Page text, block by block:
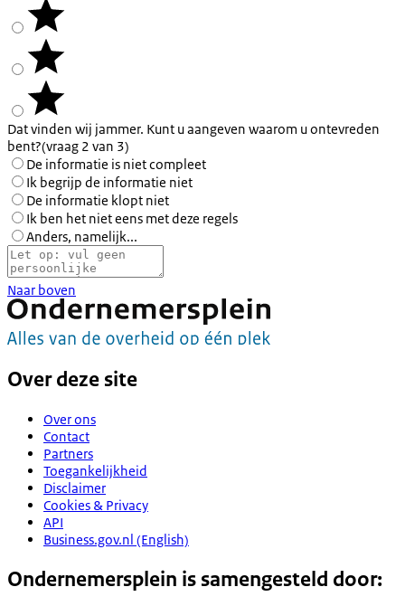
Dat vinden wij jammer. Kunt u aangeven waarom u ontevreden
bent?(vraag 2 van 3)
De informatie is niet compleet
Ik begrijp de informatie niet
De informatie klopt niet
Ik ben het niet eens met deze regels
Anders, namelijk...
Naar boven
Over deze site
Over ons
Contact
Partners
Toegankelijkheid
Disclaimer
Cookies & Privacy
API
Business.gov.nl (English)
Ondernemersplein is samengesteld door: